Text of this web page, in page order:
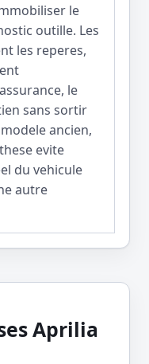
le
outille. Les
les reperes,
le
sans sortir
ancien,
evite
du vehicule
autre
Aprilia